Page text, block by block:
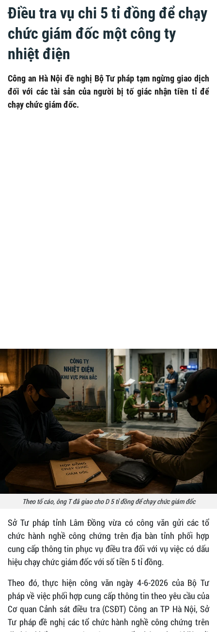
Điều tra vụ chi 5 tỉ đồng để chạy
chức giám đốc một công ty
nhiệt điện
Công an Hà Nội đề nghị Bộ Tư pháp tạm ngừng giao dịch
đối với các tài sản của người bị tố giác nhận tiền tỉ để
chạy chức giám đốc.
Theo tố cáo, ông T đã giao cho D 5 tỉ đồng để chạy chức giám đốc
Sở Tư pháp tỉnh Lâm Đồng vừa có công văn gửi các tổ
chức hành nghề công chứng trên địa bàn tỉnh phối hợp
cung cấp thông tin phục vụ điều tra đối với vụ việc có dấu
hiệu chạy chức giám đốc với số tiền 5 tỉ đồng.
Theo đó, thực hiện công văn ngày 4-6-2026 của Bộ Tư
pháp về việc phối hợp cung cấp thông tin theo yêu cầu của
Cơ quan Cảnh sát điều tra (CSĐT) Công an TP Hà Nội, Sở
Tư pháp đề nghị các tổ chức hành nghề công chứng trên